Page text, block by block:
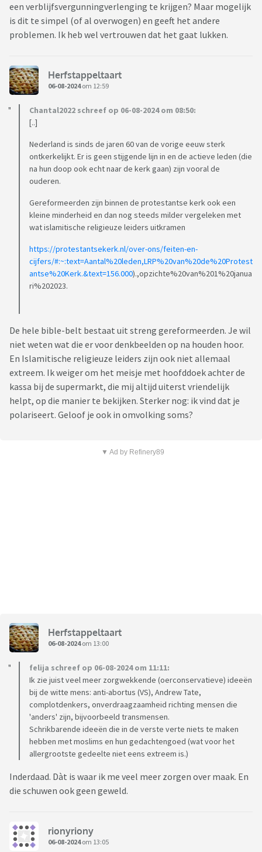
een verblijfsvergunningverlenging te krijgen? Maar mogelijk
is dit te simpel (of al overwogen) en geeft het andere
problemen. Ik heb wel vertrouwen dat het gaat lukken.
Herfstappeltaart
06-08-2024om 12:59
Chantal2022 schreef op 06-08-2024 om 08:50:
[..]
Nederland is sinds de jaren 60 van de vorige eeuw sterk
ontkerkelijkt. Er is geen stijgende lijn in en de actieve leden (die
na hun doop ook echt naar de kerk gaan) zijn vooral de
ouderen.
Gereformeerden zijn binnen de protestantse kerk ook een
kleine minderheid en dan nog steeds milder vergeleken met
wat islamitische religieuze leiders uitkramen
https://protestantsekerk.nl/over-ons/feiten-en-
cijfers/#:~:text=Aantal%20leden,LRP%20van%20de%20Protest
antse%20Kerk.&text=156.000).,opzichte%20van%201%20janua
ri%202023.
De hele bible-belt bestaat uit streng gereformeerden. Je wil
niet weten wat die er voor denkbeelden op na houden hoor.
En Islamitische religieuze leiders zijn ook niet allemaal
extreem. Ik weiger om het meisje met hoofddoek achter de
kassa bij de supermarkt, die mij altijd uiterst vriendelijk
helpt, op die manier te bekijken. Sterker nog: ik vind dat je
polariseert. Geloof je ook in omvolking soms?
▼ Ad by Refinery89
Herfstappeltaart
06-08-2024om 13:00
felija schreef op 06-08-2024 om 11:11:
Ik zie juist veel meer zorgwekkende (oerconservatieve) ideeën
bij de witte mens: anti-abortus (VS), Andrew Tate,
complotdenkers, onverdraagzaamheid richting mensen die
'anders' zijn, bijvoorbeeld transmensen.
Schrikbarende ideeën die in de verste verte niets te maken
hebben met moslims en hun gedachtengoed (wat voor het
allergrootste gedeelte niet eens extreem is.)
Inderdaad. Dàt is waar ik me veel meer zorgen over maak. En
die schuwen ook geen geweld.
rionyriony
06-08-2024om 13:05